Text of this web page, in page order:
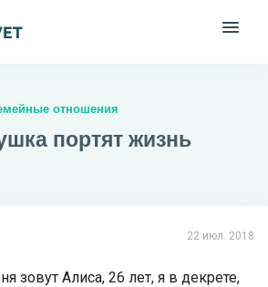
отношения
портят жизнь
22 июл. 2018
зовут Алиса, 26 лет, я в декрете,